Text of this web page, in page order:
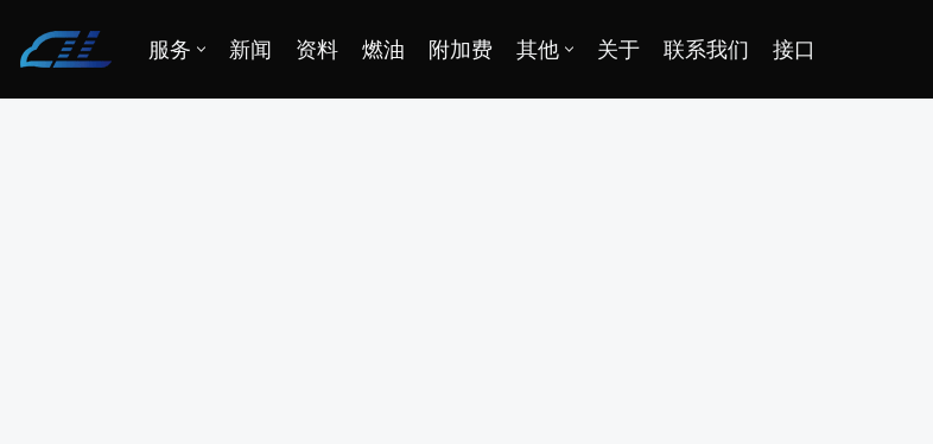
服务 新闻 资料 燃油 附加费 其他 关于 联系我们 接口